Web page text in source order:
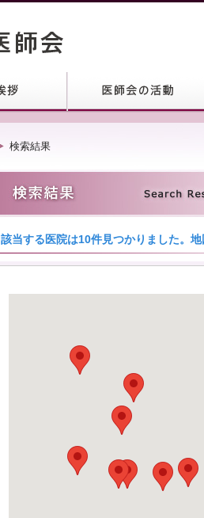
検索結果
該当する医院は10件見つかりました。